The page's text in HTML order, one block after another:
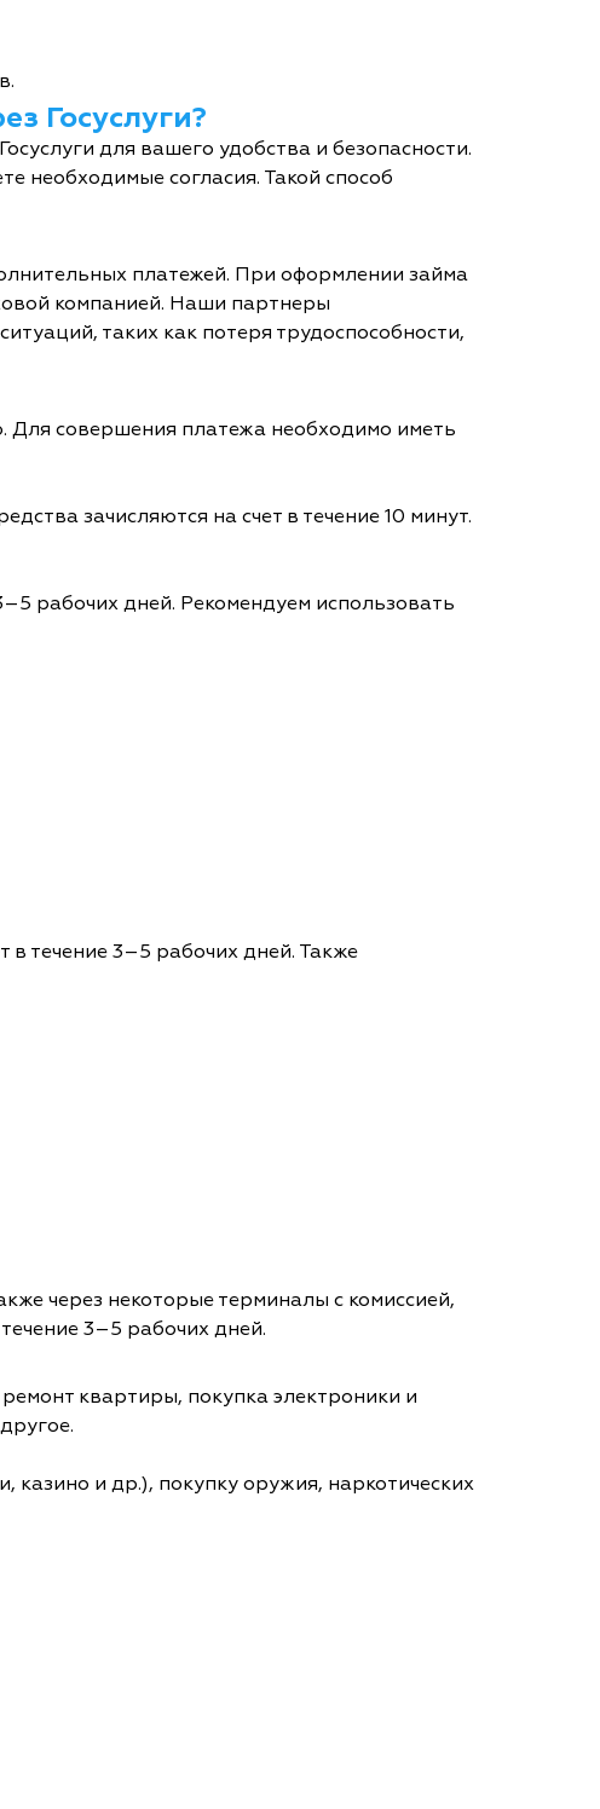
Госуслуги?
для вашего удобства и безопасности.
необходимые согласия. Такой способ
платежей. При оформлении займа
компанией. Наши партнеры
таких как потеря трудоспособности,
Для совершения платежа необходимо иметь
зачисляются на счет в течение 10 минут.
рабочих дней. Рекомендуем использовать
в течение 3–5 рабочих дней. Также
через некоторые терминалы с комиссией,
3–5 рабочих дней.
квартиры, покупка электроники и
казино и др.), покупку оружия, наркотических